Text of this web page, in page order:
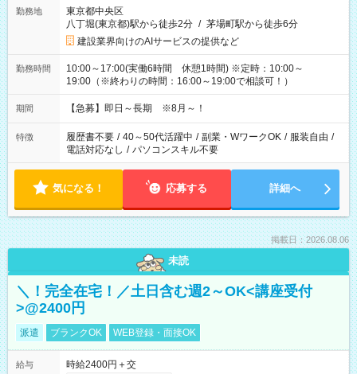
勤務地
東京都中央区
八丁堀(東京都)駅から徒歩2分 / 茅場町駅から徒歩6分
建設業界向けのAIサービスの提供など
勤務時間
10:00～17:00(実働6時間 休憩1時間) ※定時：10:00～
19:00（※終わりの時間：16:00～19:00で相談可！）
期間 【急募】即日～長期 ※8月～！
特徴 履歴書不要 / 40～50代活躍中 / 副業・WワークOK / 服装自由 /
電話対応なし / パソコンスキル不要
気になる！ 応募する 詳細へ
掲載日：2026.08.06
未読
＼！完全在宅！／土日含む週2～OK<講座受付
>@2400円
派遣 ブランクOK WEB登録・面接OK
給与 時給2400円＋交